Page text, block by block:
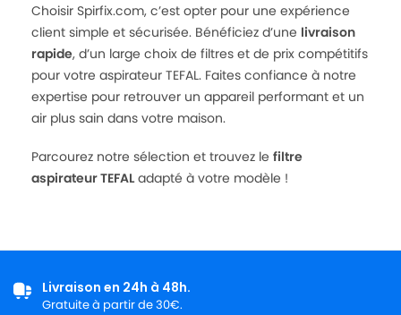
Choisir Spirfix.com, c’est opter pour une expérience
client simple et sécurisée. Bénéficiez d’une livraison
rapide, d’un large choix de filtres et de prix compétitifs
pour votre aspirateur TEFAL. Faites confiance à notre
expertise pour retrouver un appareil performant et un
air plus sain dans votre maison.
Parcourez notre sélection et trouvez le filtre
aspirateur TEFALadapté à votre modèle !
Livraison en 24h à 48h.
Gratuite à partir de 30€.